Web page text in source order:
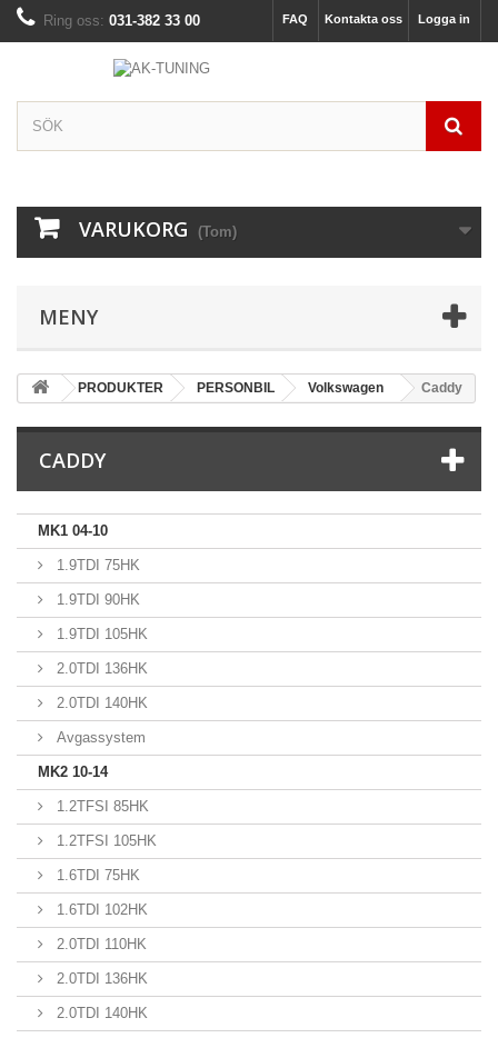
Logga in
Kontakta oss
FAQ
Ring oss: 031-382 33 00
VARUKORG (Tom)
MENY
PRODUKTER PERSONBIL Volkswagen Caddy
CADDY
MK1 04-10
1.9TDI 75HK
1.9TDI 90HK
1.9TDI 105HK
2.0TDI 136HK
2.0TDI 140HK
Avgassystem
MK2 10-14
1.2TFSI 85HK
1.2TFSI 105HK
1.6TDI 75HK
1.6TDI 102HK
2.0TDI 110HK
2.0TDI 136HK
2.0TDI 140HK